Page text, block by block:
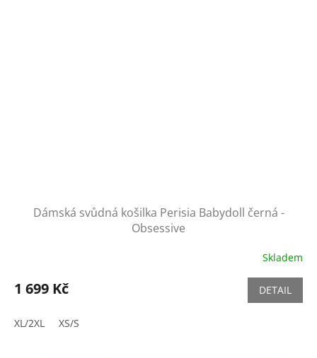
Dámská svůdná košilka Perisia Babydoll černá -
Obsessive
Skladem
1 699 Kč DETAIL
XL/2XL XS/S